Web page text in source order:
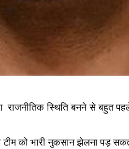
स्थिति बनने से बहुत
को भारी नुकसान झेलना पड़